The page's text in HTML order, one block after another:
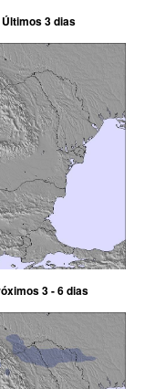
Últimos 3 dias
3 - 6 dias